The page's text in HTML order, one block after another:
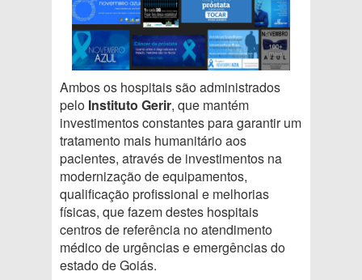
Ambos os hospitais são administrados
pelo Instituto Gerir, que mantém
investimentos constantes para garantir um
tratamento mais humanitário aos
pacientes, através de investimentos na
modernização de equipamentos,
qualificação profissional e melhorias
físicas, que fazem destes hospitais
centros de referência no atendimento
médico de urgências e emergências do
estado de Goiás.